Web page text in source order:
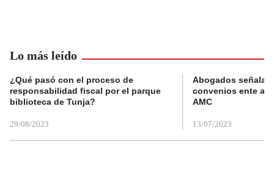
Lo más leído
¿Qué pasó con el proceso de
responsabilidad fiscal por el parque
biblioteca de Tunja?
29/08/2023
Abogados
convenios ente
AMC
13/07/2023